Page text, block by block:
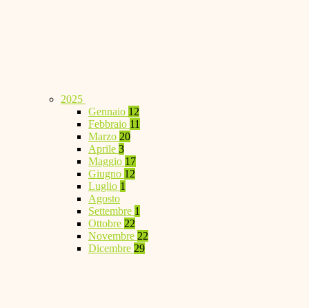
2025
Gennaio 12
Febbraio 11
Marzo 20
Aprile 3
Maggio 17
Giugno 12
Luglio 1
Agosto
Settembre 1
Ottobre 22
Novembre 22
Dicembre 29